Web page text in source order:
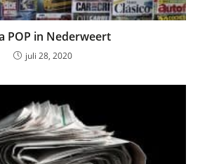
POP in Nederweert
juli 28, 2020